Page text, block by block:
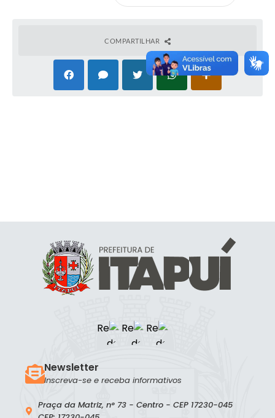
COMPARTILHAR
Praça da Matriz, n° 73 - Centro - CEP 17230-045
Newsletter
Inscreva-se e receba informativos